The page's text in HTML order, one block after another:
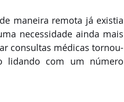
maneira remota já existia
necessidade ainda mais
consultas médicas tornou-
lidando com um número